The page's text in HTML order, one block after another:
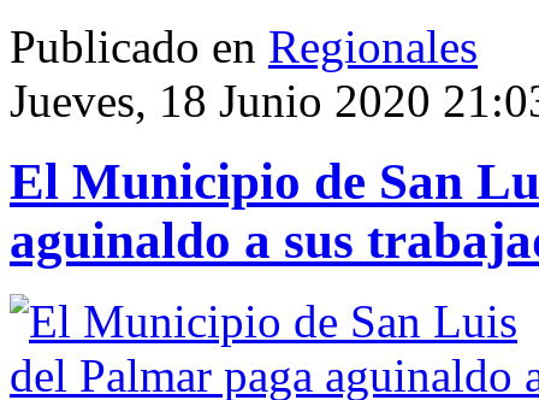
Publicado en Regionales
Jueves, 18 Junio 2020
El Municipio de San
aguinaldo a sus